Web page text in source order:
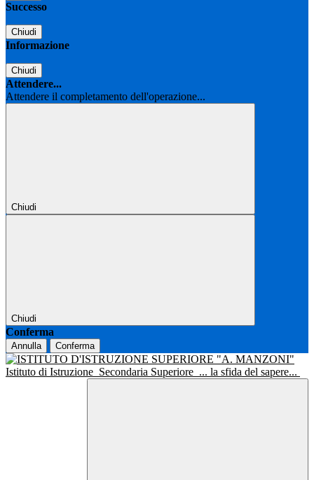
Successo
Chiudi
Informazione
Chiudi
Attendere...
Attendere il completamento dell'operazione...
Chiudi
Chiudi
Conferma
Annulla Conferma
Istituto di Istruzione Secondaria Superiore ... la sfida del sapere...